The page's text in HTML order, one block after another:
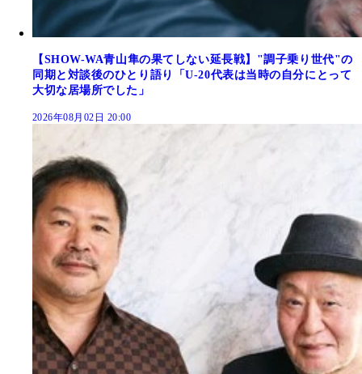
【SHOW-WA青山隼の果てしない延長戦】"調子乗り世代"の
同期と対談後のひとり語り「U-20代表は当時の自分にとって
大切な居場所でした」
2026年08月02日 20:00